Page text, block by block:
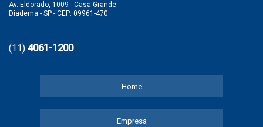
Av. Eldorado, 1009 - Casa Grande
Diadema - SP - CEP: 09961-470
(11) 4061-1200
Home
Empresa